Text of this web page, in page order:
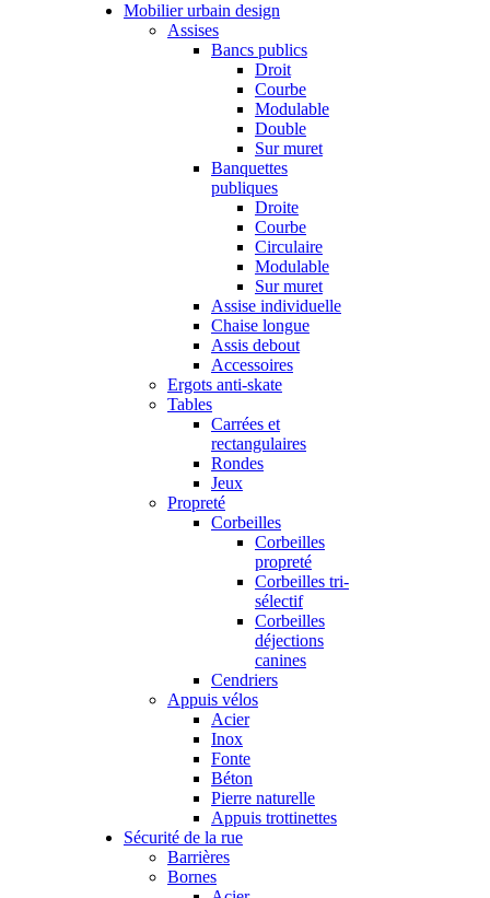
Mobilier urbain design
Assises
Bancs publics
Droit
Courbe
Modulable
Double
Sur muret
Banquettes
publiques
Droite
Courbe
Circulaire
Modulable
Sur muret
Assise individuelle
Chaise longue
Assis debout
Accessoires
Ergots anti-skate
Tables
Carrées et
rectangulaires
Rondes
Jeux
Propreté
Corbeilles
Corbeilles
propreté
Corbeilles tri-
sélectif
Corbeilles
déjections
canines
Cendriers
Appuis vélos
Acier
Inox
Fonte
Béton
Pierre naturelle
Appuis trottinettes
Sécurité de la rue
Barrières
Bornes